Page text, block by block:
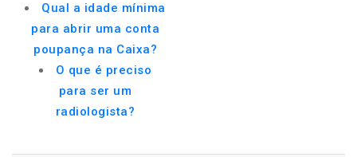
Qual a idade mínima
para abrir uma conta
poupança na Caixa?
O que é preciso
para ser um
radiologista?